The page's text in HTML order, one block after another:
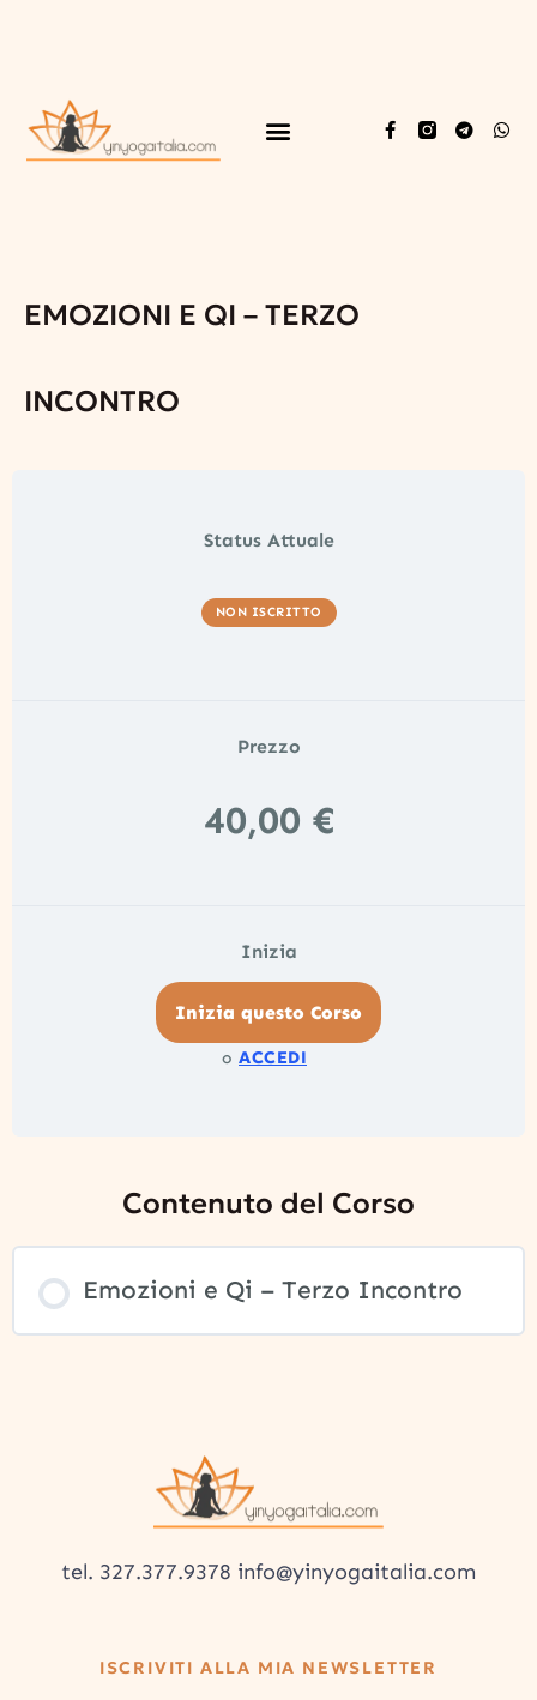
EMOZIONI E QI – TERZO
INCONTRO
Status Attuale
NON ISCRITTO
Prezzo
40,00 €
Inizia
Inizia questo Corso
o ACCEDI
Contenuto del Corso
Emozioni e Qi – Terzo Incontro
tel. 327.377.9378 info@yinyogaitalia.com
ISCRIVITI ALLA MIA NEWSLETTER